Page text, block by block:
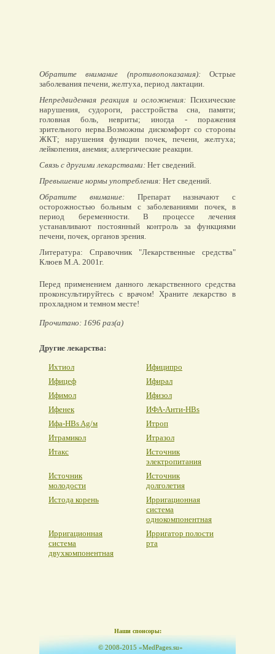
Обратите внимание (противопоказания):Острые
заболевания печени, желтуха, период лактации.
Непредвиденная реакция и осложнения: Психические
нарушения, судороги, расстройства сна, памяти;
головная боль, невриты; иногда - поражения
зрительного нерва.Возможны дискомфорт со стороны
ЖКТ; нарушения функции почек, печени, желтуха;
лейкопения, анемия; аллергические реакции.
Связь с другими лекарствами: Нет сведений.
Превышение нормы употребления: Нет сведений.
Обратите внимание:Препарат назначают с
осторожностью больным с заболеваниями почек, в
период беременности. В процессе лечения
устанавливают постоянный контроль за функциями
печени, почек, органов зрения.
Литература: Справочник "Лекарственные средства"
Клюев М.А. 2001г.
Перед применением данного лекарственного средства
проконсультируйтесь с врачом! Храните лекарство в
прохладном и темном месте!
Прочитано: 1696 раз(а)
Другие лекарства:
Ихтиол
Ифиципро
Ифицеф
Ифирал
Ифимол
Ифизол
Ифенек
ИФА-Анти-HBs
Ифа-HBs Ag/м
Итроп
Итрамикол
Итразол
Итакс
Источник
электропитания
Источник
молодости
Источник
долголетия
Истода корень
Ирригационная
система
однокомпонентная
Ирригационная
система
двухкомпонентная
Ирригатор полости
рта
Наши спонсоры:
© 2008-2015 «MedPages.su»